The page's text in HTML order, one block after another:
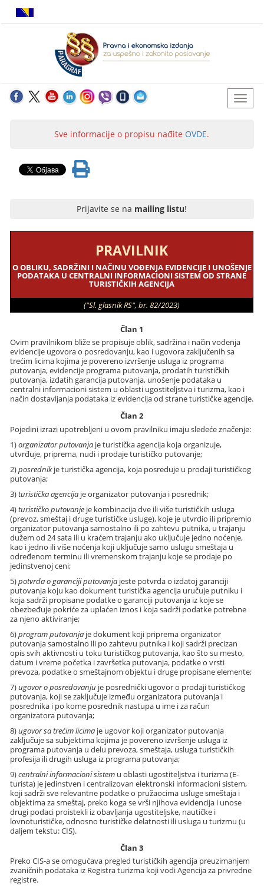
Sve informacije o propisu nađite OVDE.
Prijavite se na mailing listu!
PRAVILNIK
O OBLIKU, SADRŽINI I NAČINU VOĐENJA EVIDENCIJE I UNOŠENJE
PODATAKA U CENTRALNI INFORMACIONI SISTEM OD STRANE
TURISTIČKIH AGENCIJA
("Sl. glasnik RS", br. 82/2023)
Član 1
Ovim pravilnikom bliže se propisuje oblik, sadržina i način vođenja
evidencije ugovora o posredovanju, kao i ugovora zaključenih sa
trećim licima kojima je povereno izvršenje usluga iz programa
putovanja, evidencije programa putovanja, prodatih turističkih
putovanja, izdatih garancija putovanja, unošenje podataka u
centralni informacioni sistem u oblasti ugostiteljstva i turizma, kao i
način dostavljanja podataka iz evidencija od strane turističke agencije.
Član 2
Pojedini izrazi upotrebljeni u ovom pravilniku imaju sledeće značenje:
1)organizator putovanja je turistička agencija koja organizuje,
utvrđuje, priprema, nudi i prodaje turističko putovanje;
2)posrednikje turistička agencija, koja posreduje u prodaji turističkog
putovanja;
3)turistička agencija je organizator putovanja i posrednik;
4)turističko putovanje je kombinacija dve ili više turističkih usluga
(prevoz, smeštaj i druge turističke usluge), koje je utvrdio ili pripremio
organizator putovanja samostalno ili po zahtevu putnika, u trajanju
dužem od 24 sata ili u kraćem trajanju ako uključuje jedno noćenje,
kao i jedno ili više noćenja koji uključuje samo uslugu smeštaja u
određenom terminu ili vremenskom trajanju koje se prodaje po
jedinstvenoj ceni;
5)potvrda o garanciji putovanja jeste potvrda o izdatoj garanciji
putovanja koju kao dokument turistička agencija uručuje putniku i
koja sadrži propisane podatke o garanciji putovanja iz koje se
obezbeđuje pokriće za uplaćen iznos i koja sadrži podatke potrebne
za njeno aktiviranje;
6)program putovanja je dokument koji priprema organizator
putovanja samostalno ili po zahtevu putnika i koji sadrži precizan
opis svih aktivnosti u toku turističkog putovanja, kao što su mesto,
datum i vreme početka i završetka putovanja, podatke o vrsti
prevoza, podatke o smeštajnom objektu i druge propisane elemente;
7)ugovor o posredovanju je posrednički ugovor o prodaji turističkog
putovanja, koji se zaključuje između organizatora putovanja i
posrednika i po kome posrednik nastupa u ime i za račun
organizatora putovanja;
8)ugovor sa trećim licima je ugovor koji organizator putovanja
zaključuje sa subjektima kojima je povereno izvršenje usluga iz
programa putovanja u delu prevoza, smeštaja, usluga turističkih
profesija ili drugih usluga iz programa putovanja;
9)centralni informacioni sistem u oblasti ugostiteljstva i turizma (E-
turista) je jedinstven i centralizovan elektronski informacioni sistem,
koji sadrži sve relevantne podatke o pružaocima usluge smeštaja i
objektima za smeštaj, preko koga se vrši njihova evidencija i unose
drugi podaci proistekli iz obavljanja ugostiteljske, nautičke i
lovnoturističke, odnosno turističke delatnosti ili usluga u turizmu (u
daljem tekstu: CIS).
Član 3
Preko CIS-a se omogućava pregled turističkih agencija preuzimanjem
zvaničnih podataka iz Registra turizma koji vodi Agencija za privredne
registre.